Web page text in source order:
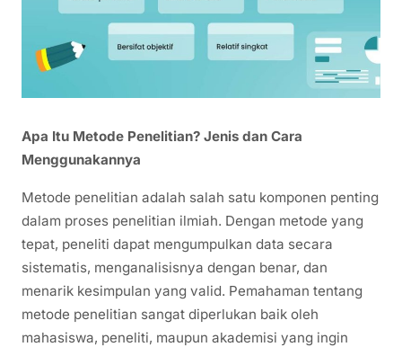
Apa Itu Metode Penelitian? Jenis dan Cara
Menggunakannya
Metode penelitian adalah salah satu komponen penting
dalam proses penelitian ilmiah. Dengan metode yang
tepat, peneliti dapat mengumpulkan data secara
sistematis, menganalisisnya dengan benar, dan
menarik kesimpulan yang valid. Pemahaman tentang
metode penelitian sangat diperlukan baik oleh
mahasiswa, peneliti, maupun akademisi yang ingin